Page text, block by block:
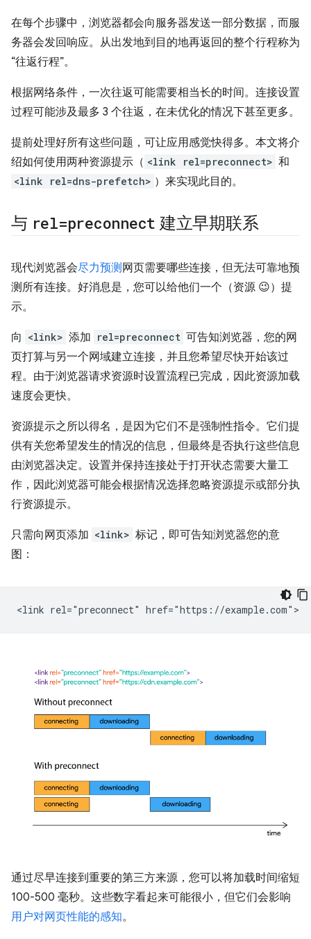
在每个步骤中，浏览器都会向服务器发送一部分数据，而服
务器会发回响应。从出发地到目的地再返回的整个行程称为
“往返行程”。
根据网络条件，一次往返可能需要相当长的时间。连接设置
过程可能涉及最多 3 个往返，在未优化的情况下甚至更多。
提前处理好所有这些问题，可让应用感觉快得多。本文将介
绍如何使用两种资源提示（ <link rel=preconnect> 和
<link rel=dns-prefetch> ）来实现此目的。
与 rel=preconnect 建立早期联系
现代浏览器会尽力预测网页需要哪些连接，但无法可靠地预
测所有连接。好消息是，您可以给他们一个（资源 😉）提
示。
向 <link> 添加 rel=preconnect 可告知浏览器，您的网
页打算与另一个网域建立连接，并且您希望尽快开始该过
程。由于浏览器请求资源时设置流程已完成，因此资源加载
速度会更快。
资源提示之所以得名，是因为它们不是强制性指令。它们提
供有关您希望发生的情况的信息，但最终是否执行这些信息
由浏览器决定。设置并保持连接处于打开状态需要大量工
作，因此浏览器可能会根据情况选择忽略资源提示或部分执
行资源提示。
只需向网页添加 <link> 标记，即可告知浏览器您的意
图：
通过尽早连接到重要的第三方来源，您可以将加载时间缩短
100-500 毫秒。这些数字看起来可能很小，但它们会影响
用户对网页性能的感知。